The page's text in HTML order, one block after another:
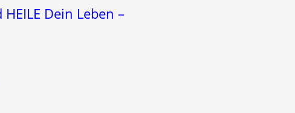
Dein Leben –